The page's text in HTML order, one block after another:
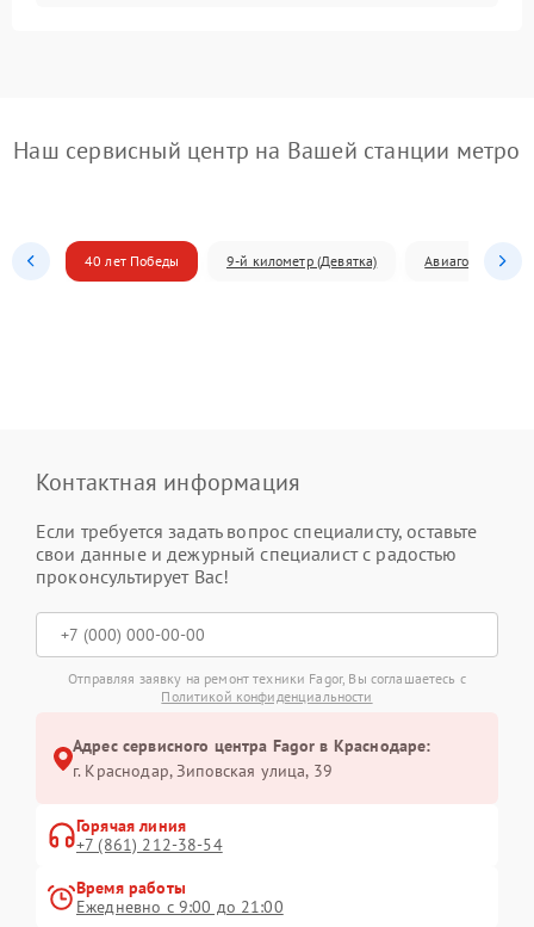
Наш сервисный центр на Вашей станции метро
40 лет Победы 9-й километр (Девятка) Авиагородок
Контактная информация
Если требуется задать вопрос специалисту, оставьте
свои данные и дежурный специалист с радостью
проконсультирует Вас!
Отправляя заявку на ремонт техники Fagor, Вы соглашаетесь с
Политикой конфиденциальности
Адрес сервисного центра Fagor в Краснодаре:
г. Краснодар, Зиповская улица, 39
Горячая линия
+7 (861) 212-38-54
Время работы
Ежедневно с 9:00 до 21:00